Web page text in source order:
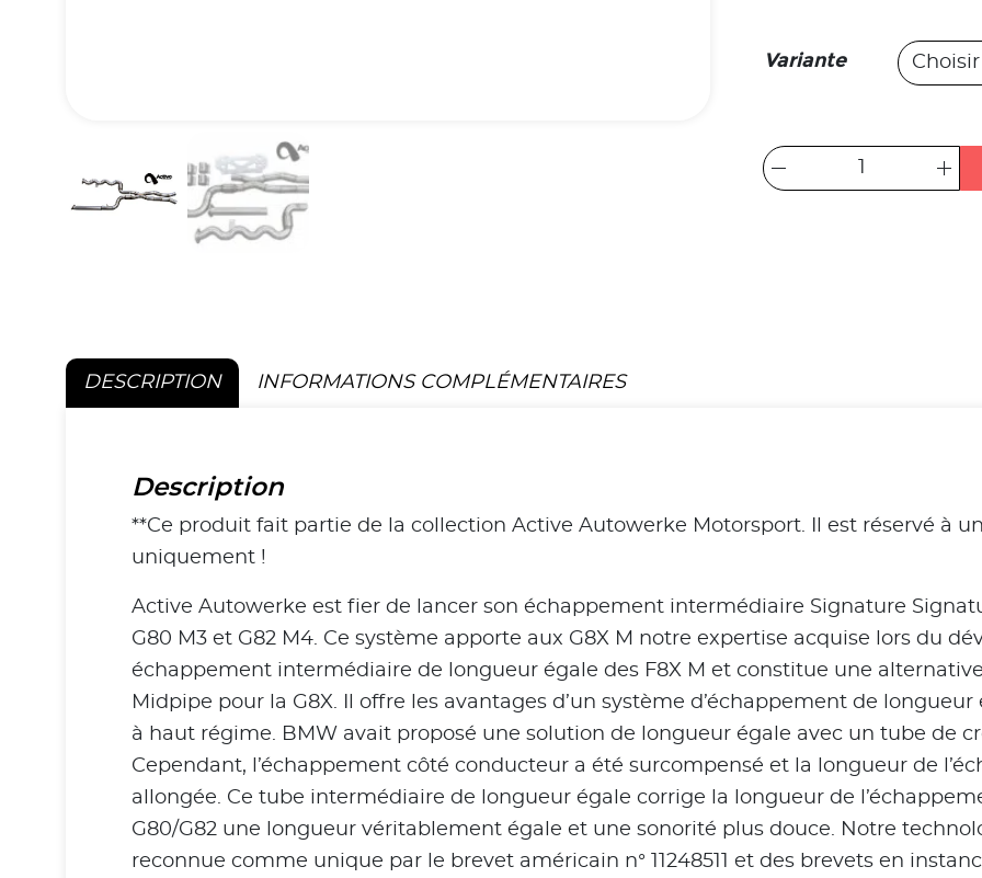
Variante
DESCRIPTION INFORMATIONS COMPLÉMENTAIRES
Description
**Ce produit fait partie de la collection Active Autowerke Motorsport. Il est réservé à
uniquement !
Active Autowerke est fier de lancer son échappement intermédiaire Signature
G80 M3 et G82 M4. Ce système apporte aux G8X M notre expertise acquise lors du
échappement intermédiaire de longueur égale des F8X M et constitue une
Midpipe pour la G8X. Il offre les avantages d’un système d’échappement de
à haut régime. BMW avait proposé une solution de longueur égale avec un tube de
Cependant, l’échappement côté conducteur a été surcompensé et la longueur de
allongée. Ce tube intermédiaire de longueur égale corrige la longueur de
G80/G82 une longueur véritablement égale et une sonorité plus douce. Notre
reconnue comme unique par le brevet américain n° 11248511 et des brevets en